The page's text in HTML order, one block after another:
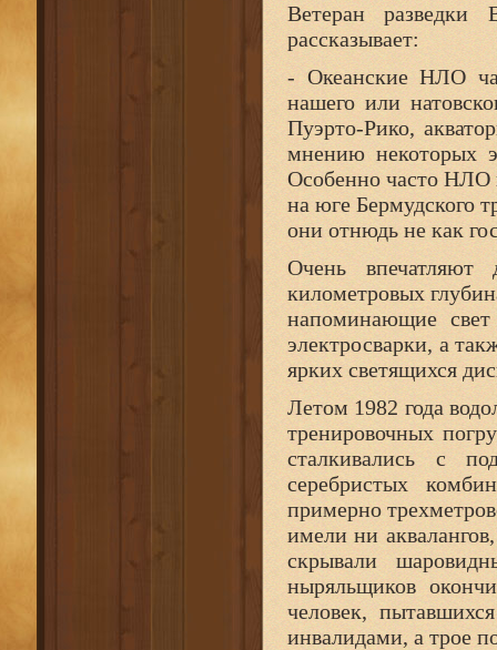
Ветеран
рассказывает:
- Океанские НЛО
нашего или
Пуэрто-Рико,
мнению некоторых
Особенно часто НЛО
на юге Бермудского
они отнюдь не как
Очень
километровых
напоминающие
электросварки, а
ярких светящихся
Летом 1982 года
тренировочных
сталкивались с
серебристых
примерно
имели ни
скрывали
ныряльщиков
человек,
инвалидами, а трое